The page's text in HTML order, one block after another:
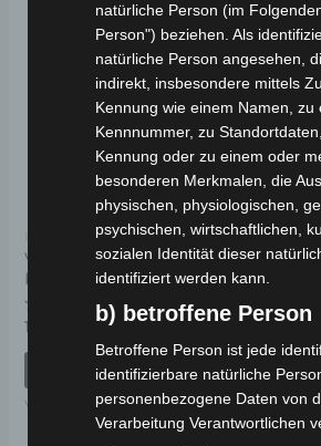
Kostenloser Versand
VSX ANZEIGE
KUNSTSTOFF
Bewertet
0
19,00
IN DEN WARENKORB
VSX
natürliche Person (im
Person") beziehen. Als
natürliche Person angesehen,
indirekt, insbesondere mittels
Kennung wie einem Namen, zu
Kennnummer, zu
Kennung oder zu einem oder
besonderen Merkmalen, die
physischen, physiologischen,
psychischen, wirtschaftlichen,
sozialen Identität dieser
identifiziert werden kann.
b) betroffene Person
Betroffene Person ist jede
identifizierbare natürliche
personenbezogene Daten von
Verarbeitung Verantwortlichen